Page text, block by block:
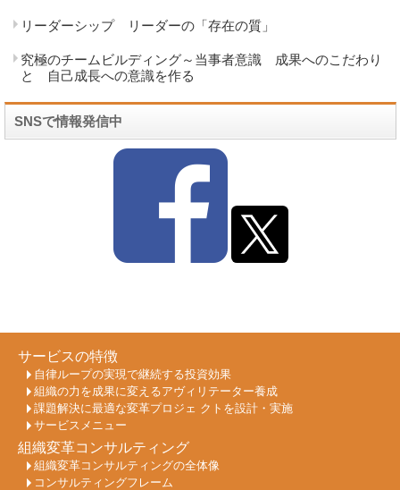
リーダーシップ リーダーの「存在の質」
究極のチームビルディング～当事者意識 成果へのこだわり
と 自己成長への意識を作る
SNSで情報発信中
サービスの特徴
自律ループの実現で継続する投資効果
組織の力を成果に変えるアヴィリテーター養成
課題解決に最適な変革プロジェ クトを設計・実施
サービスメニュー
組織変革コンサルティング
組織変革コンサルティングの全体像
コンサルティングフレーム